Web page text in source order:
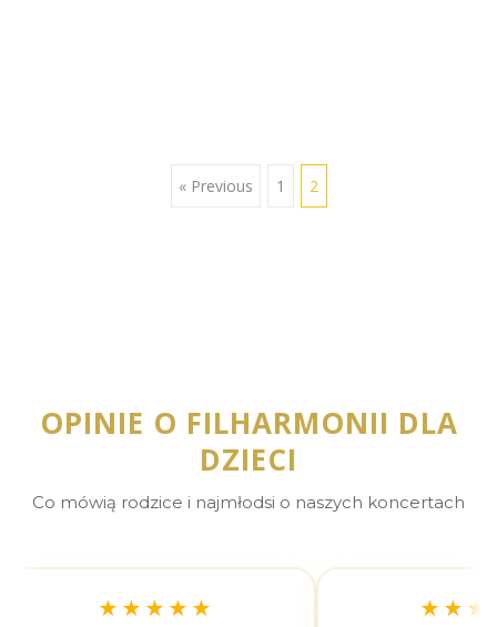
« Previous 1 2
OPINIE O FILHARMONII DLA
DZIECI
Co mówią rodzice i najmłodsi o naszych koncertach
★★★★★